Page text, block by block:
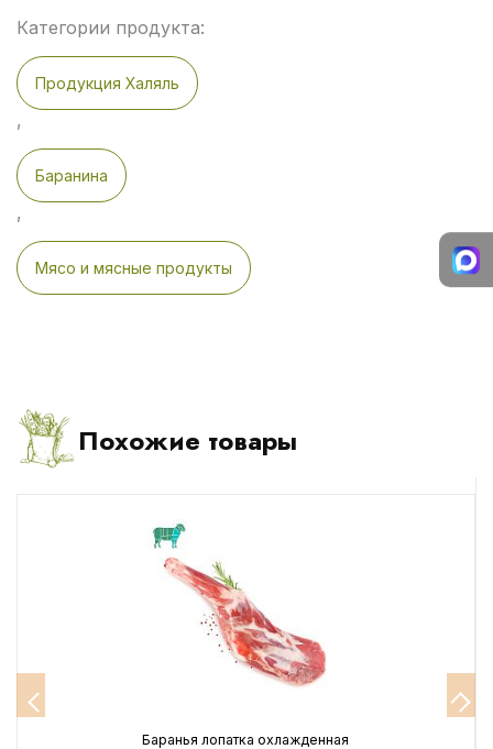
Категории продукта:
Продукция Халяль
,
Баранина
,
Мясо и мясные продукты
Похожие товары
Баранья лопатка охлажденная